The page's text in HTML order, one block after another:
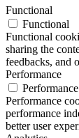
Functional
Functional
Functional
sharing the
feedbacks, and
Performance
Performance
Performance
performance
better user